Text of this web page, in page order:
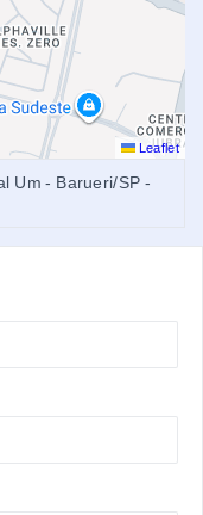
Leaflet
Um - Barueri/SP -